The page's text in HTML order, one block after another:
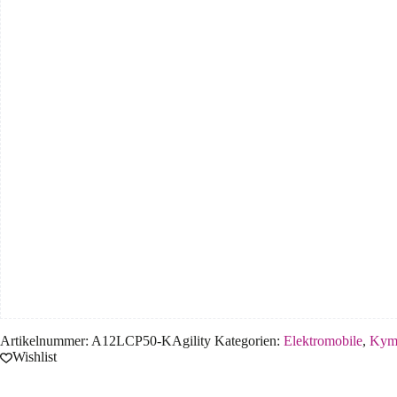
Artikelnummer: A12LCP50-KAgility Kategorien: Elektromobile,
Wishlist